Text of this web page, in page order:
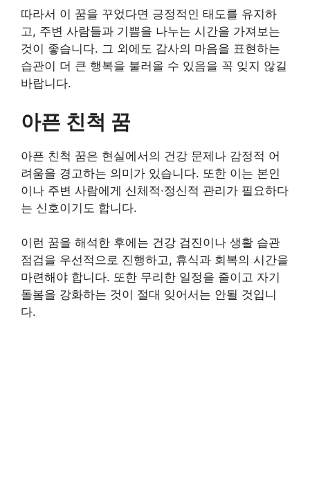
따라서 이 꿈을 꾸었다면 긍정적인 태도를 유지하
고, 주변 사람들과 기쁨을 나누는 시간을 가져보는
것이 좋습니다. 그 외에도 감사의 마음을 표현하는
습관이 더 큰 행복을 불러올 수 있음을 꼭 잊지 않길
바랍니다.
아픈 친척 꿈
아픈 친척 꿈은 현실에서의 건강 문제나 감정적 어
려움을 경고하는 의미가 있습니다. 또한 이는 본인
이나 주변 사람에게 신체적·정신적 관리가 필요하다
는 신호이기도 합니다.
이런 꿈을 해석한 후에는 건강 검진이나 생활 습관
점검을 우선적으로 진행하고, 휴식과 회복의 시간을
마련해야 합니다. 또한 무리한 일정을 줄이고 자기
돌봄을 강화하는 것이 절대 잊어서는 안될 것입니
다.